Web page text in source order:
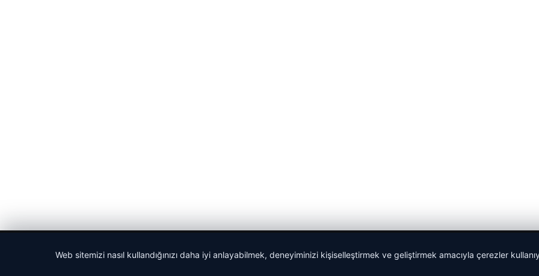
Web sitemizi nasıl kullandığınızı daha iyi anlayabilmek, deneyiminizi kişiselleştirmek ve geliştirmek amacıyla çerezler